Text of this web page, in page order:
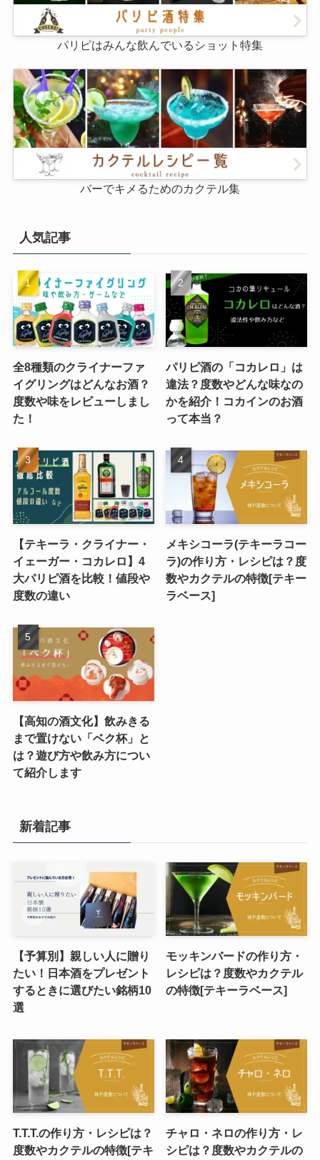
パリピはみんな飲んでいるショット特集
バーでキメるためのカクテル集
人気記事
全8種類のクライナーファ
イグリングはどんなお酒？
度数や味をレビューしまし
た！
パリピ酒の「コカレロ」は
違法？度数やどんな味なの
かを紹介！コカインのお酒
って本当？
【テキーラ・クライナー・
イェーガー・コカレロ】4
大パリピ酒を比較！値段や
度数の違い
メキシコーラ(テキーラコー
ラ)の作り方・レシピは？度
数やカクテルの特徴[テキー
ラベース]
【高知の酒文化】飲みきる
まで置けない「ベク杯」と
は？遊び方や飲み方につい
て紹介します
新着記事
【予算別】親しい人に贈り
たい！日本酒をプレゼント
するときに選びたい銘柄10
選
モッキンバードの作り方・
レシピは？度数やカクテル
の特徴[テキーラベース]
T.T.T.の作り方・レシピは？
度数やカクテルの特徴[テキ
チャロ・ネロの作り方・レ
シピは？度数やカクテルの